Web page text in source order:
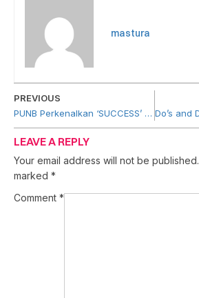
mastura
PREVIOUS
PUNB Perkenalkan ‘SUCCESS’ Untuk Rakan Usahawan
LEAVE A REPLY
Your email address will not be published.
marked *
Comment *